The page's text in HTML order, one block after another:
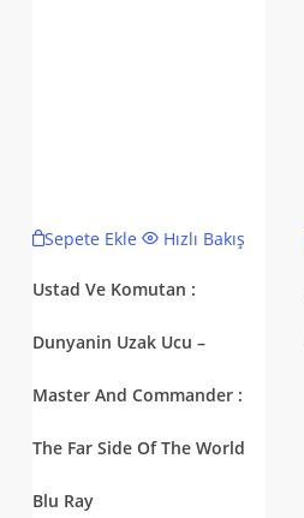
Sepete Ekle Hızlı Bakış
Ustad Ve Komutan :
Dunyanin Uzak Ucu –
Master And Commander :
The Far Side Of The World
Blu Ray